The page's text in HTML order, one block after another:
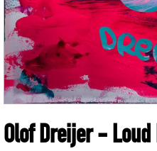
Olof Dreijer- Loud